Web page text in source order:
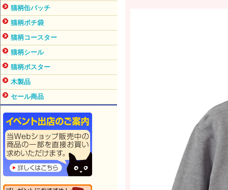
猫柄缶バッチ
猫柄ポチ袋
猫柄コースター
猫柄シール
猫柄ポスター
木製品
セール商品